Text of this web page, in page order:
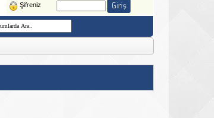
Şifreniz